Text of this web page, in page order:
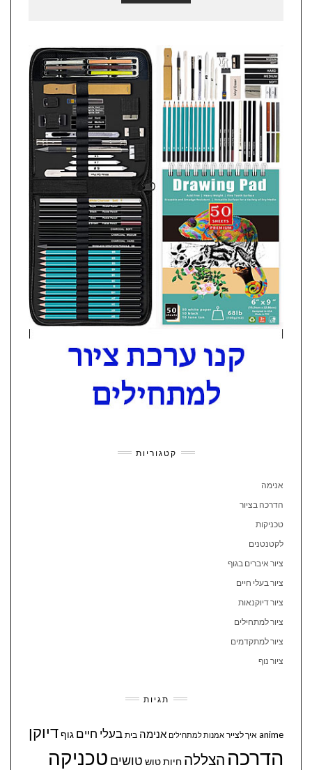
קטגוריות
אנימה
הדרכה בציור
טכניקות
לקטנטנים
ציור איברים בגוף
ציור בעלי חיים
ציור דיוקנאות
ציור למתחילים
ציור למתקדמים
ציור נוף
תגיות
anime איך לצייר אמנות למתחילים אנימה בית בעלי חיים גוףדיוקן
הדרכה הצללה חיותטוש טושים טכניקה